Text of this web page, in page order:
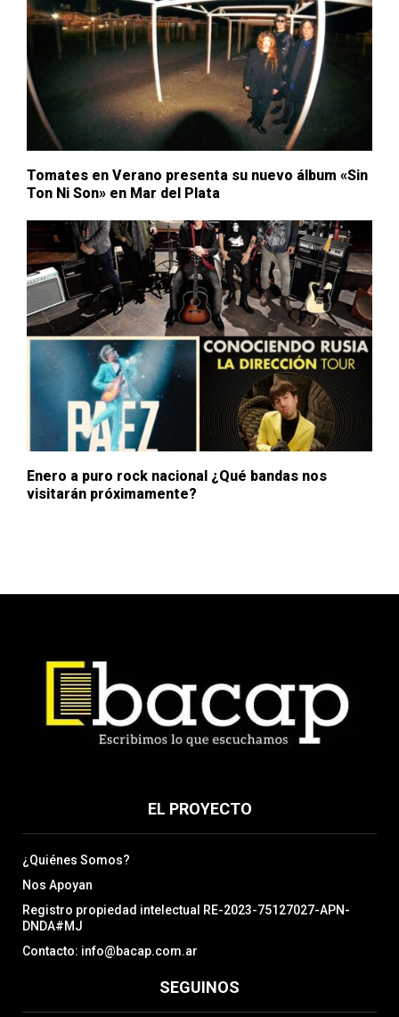
Tomates en Verano presenta su nuevo álbum «Sin
Ton Ni Son» en Mar del Plata
Enero a puro rock nacional ¿Qué bandas nos
visitarán próximamente?
EL PROYECTO
¿Quiénes Somos?
Nos Apoyan
Registro propiedad intelectual RE-2023-75127027-APN-
DNDA#MJ
Contacto: info@bacap.com.ar
SEGUINOS